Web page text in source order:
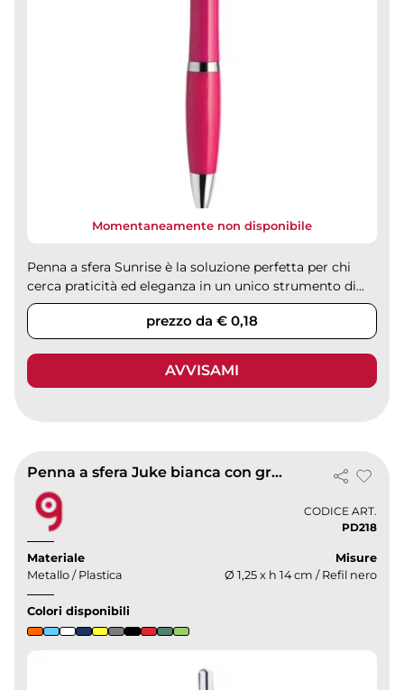
Momentaneamente non disponibile
Penna a sfera Sunrise è la soluzione perfetta per chi
cerca praticità ed eleganza in un unico strumento di...
prezzo da € 0,18
AVVISAMI
Penna a sfera Juke bianca con grip colorata, metallo, inchiostro nero
CODICE ART.
PD218
Materiale
Metallo / Plastica
Misure
Ø 1,25 x h 14 cm / Refil nero
Colori disponibili